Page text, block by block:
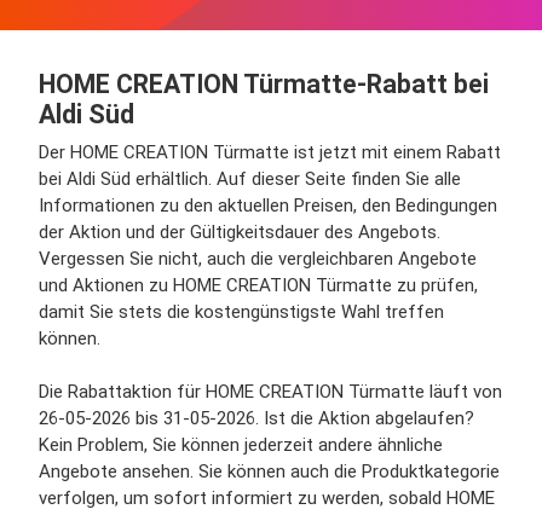
HOME CREATION Türmatte-Rabatt bei
Aldi Süd
Der HOME CREATION Türmatte ist jetzt mit einem Rabatt
bei Aldi Süd erhältlich. Auf dieser Seite finden Sie alle
Informationen zu den aktuellen Preisen, den Bedingungen
der Aktion und der Gültigkeitsdauer des Angebots.
Vergessen Sie nicht, auch die vergleichbaren Angebote
und Aktionen zu HOME CREATION Türmatte zu prüfen,
damit Sie stets die kostengünstigste Wahl treffen
können.
Die Rabattaktion für HOME CREATION Türmatte läuft von
26-05-2026 bis 31-05-2026. Ist die Aktion abgelaufen?
Kein Problem, Sie können jederzeit andere ähnliche
Angebote ansehen. Sie können auch die Produktkategorie
verfolgen, um sofort informiert zu werden, sobald HOME